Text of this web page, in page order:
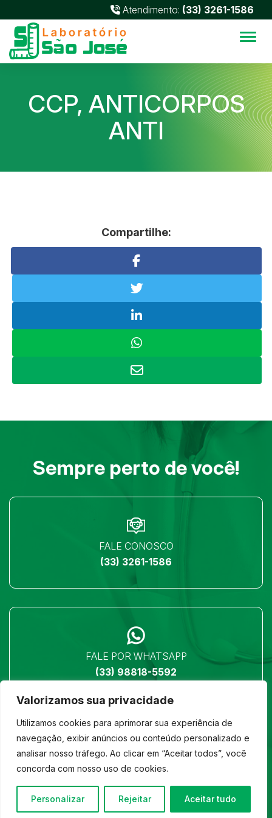
Valorizamos sua privacidade
Utilizamos cookies para aprimorar sua experiência de
navegação, exibir anúncios ou conteúdo personalizado e
analisar nosso tráfego. Ao clicar em “Aceitar todos”, você
concorda com nosso uso de cookies.
Personalizar Rejeitar Aceitar tudo
Atendimento: (33) 3261-1586
CCP, ANTICORPOS
ANTI
Compartilhe:
Sempre perto de você!
FALE CONOSCO
(33) 3261-1586
FALE POR WHATSAPP
(33) 98818-5592
LOCALIZAÇÃO